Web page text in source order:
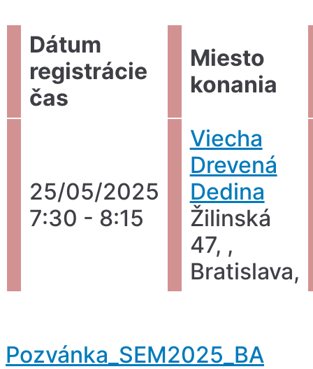
Dátum
registrácie
čas
Miesto
konania
25/05/2025
7:30 - 8:15
Viecha
Drevená
Dedina
Žilinská
47, ,
Bratislava,
Pozvánka_SEM2025_BA